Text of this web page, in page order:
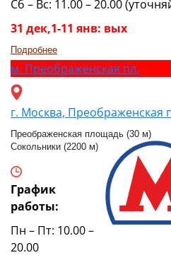
Сб – Вс: 11.00 – 20.00
31 дек,1-11 янв: вых
Подробнее
м. Преображенская пл.
г. Москва, Преображенская
Преображенская площадь (30 м)
Сокольники (2200 м)
График
работы:
Пн – Пт: 10.00 –
20.00